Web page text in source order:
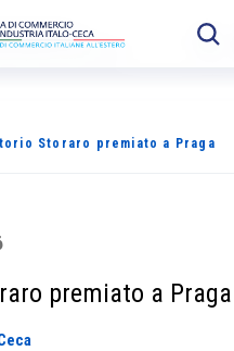
Storaro premiato a Praga
premiato a Praga